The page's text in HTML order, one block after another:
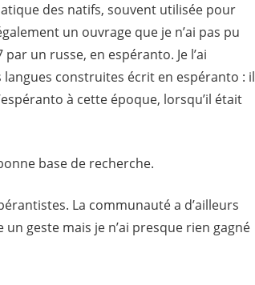
des natifs, souvent utilisée pour
un ouvrage que je n’ai pas pu
un russe, en espéranto. Je l’ai
langues construites écrit en espéranto : il
à cette époque, lorsqu’il était
base de recherche.
La communauté a d’ailleurs
geste mais je n’ai presque rien gagné